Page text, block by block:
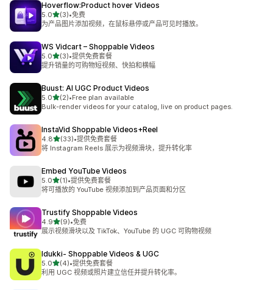
Hoverflow:Product hover Videos
5.0星（满分 5 星）
(3)
总共 3 条评论
•免费
为产品图片添加视频，在鼠标悬停或产品可见时播放。
WS Vidcart – Shoppable Videos
5.0星（满分 5 星）
(3)
总共 3 条评论
•提供免费套餐
提升销量的可购物短视频、快拍和横幅
Buust: AI UGC Product Videos
5.0星（满分 5 星）
(2)
总共 2 条评论
•Free plan available
Bulk-render videos for your catalog, live on product pages.
InstaVid Shoppable Videos+Reel
4.8星（满分 5 星）
(33)
总共 33 条评论
•提供免费套餐
将 Instagram Reels 展示为视频滑块，提升转化率
Embed YouTube Videos
5.0星（满分 5 星）
(1)
总共 1 条评论
•提供免费套餐
将可播放的 YouTube 视频添加到产品页面和分区
Trustify Shoppable Videos
4.9星（满分 5 星）
(9)
总共 9 条评论
•免费
展示视频滑块以及 TikTok、YouTube 的 UGC 可购物视频
Idukki‑ Shoppable Videos & UGC
5.0星（满分 5 星）
(4)
总共 4 条评论
•提供免费套餐
利用 UGC 视频或照片建立信任并提升转化率。